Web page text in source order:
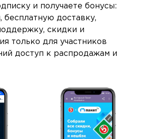
и получаете бонусы:
бесплатную доставку,
скидки и
только для участников
доступ к распродажам и